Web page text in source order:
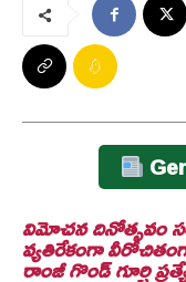
విమోచన దినోత్సవం
వ్యతిరేకంగా
రాంజీ గొండ్ గూర్చి